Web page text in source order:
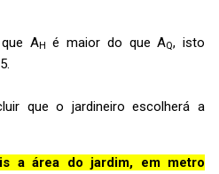
AH é maior do que AQ, isto
queo jardineiro escolherá a
a área do jardim, em metro